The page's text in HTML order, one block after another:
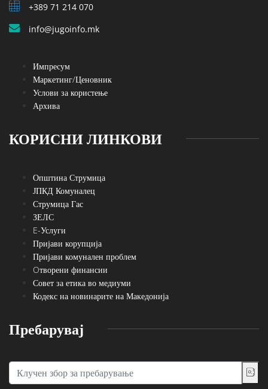
+389 71 214 070
info@jugoinfo.mk
Импресум
Маркетинг/Ценовник
Услови за користење
Архива
КОРИСНИ ЛИНКОВИ
Општина Струмица
ЈПКД Комуналец
Струмица Гас
ЗЕЛС
E-Услуги
Пријави корупција
Пријави комунален проблем
Oтворени финансии
Совет за етика во медиуми
Кодекс на новинарите на Македонија
Пребарувај